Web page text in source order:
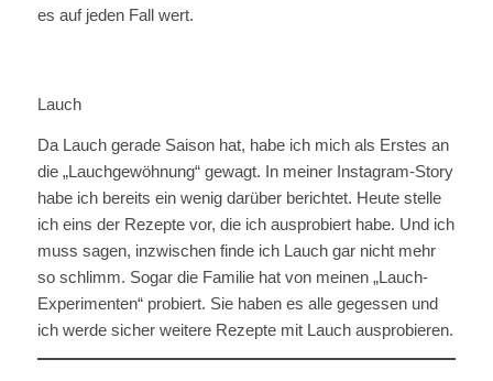
es auf jeden Fall wert.
Lauch
Da Lauch gerade Saison hat, habe ich mich als Erstes an
die „Lauchgewöhnung“ gewagt. In meiner Instagram-Story
habe ich bereits ein wenig darüber berichtet. Heute stelle
ich eins der Rezepte vor, die ich ausprobiert habe. Und ich
muss sagen, inzwischen finde ich Lauch gar nicht mehr
so schlimm. Sogar die Familie hat von meinen „Lauch-
Experimenten“ probiert. Sie haben es alle gegessen und
ich werde sicher weitere Rezepte mit Lauch ausprobieren.